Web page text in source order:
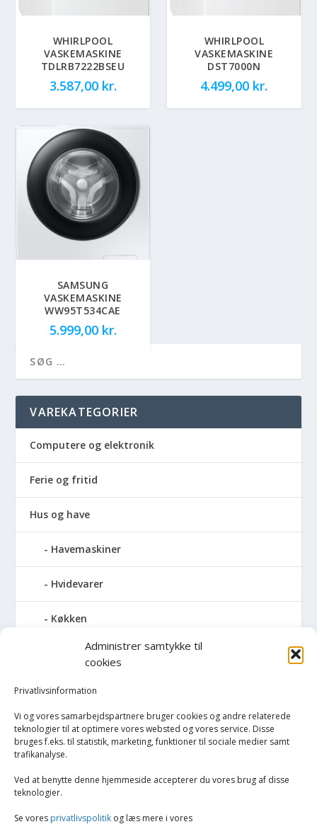
Administrer samtykke til
cookies
Privatlivsinformation
Vi og vores samarbejdspartnere bruger cookies og andre relaterede
teknologier til at optimere vores websted og vores service. Disse
bruges f.eks. til statistik, marketing, funktioner til sociale medier samt
trafikanalyse.
Ved at benytte denne hjemmeside accepterer du vores brug af disse
teknologier.
Se vores privatlivspolitik og læs mere i vores
WHIRLPOOL
VASKEMASKINE
TDLRB7222BSEU
3.587,00 kr.
WHIRLPOOL
VASKEMASKINE
DST7000N
4.499,00 kr.
SAMSUNG
VASKEMASKINE
WW95T534CAE
5.999,00 kr.
VAREKATEGORIER
Computere og elektronik
Ferie og fritid
Hus og have
Havemaskiner
Hvidevarer
Køkken
Elkedler
Kaffemaskiner
Køkkenmaskiner og tilbehør
Køkkenvægte